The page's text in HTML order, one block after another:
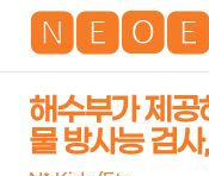
해수부가 제공
물 방사능 검